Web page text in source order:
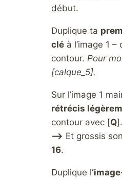
début.
Duplique ta
clé à l’image 1 –
contour. Pour
[calque_5].
Sur l’image 1
rétrécis
contour avec [Q].
–> Et grossis
16.
Duplique l